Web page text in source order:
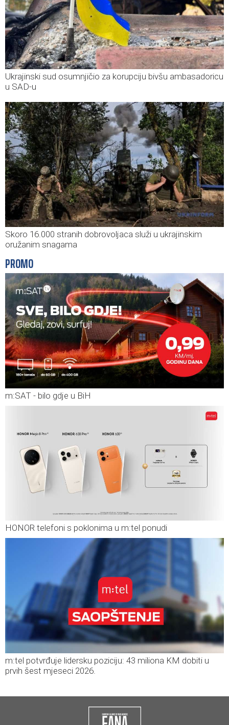
Ukrajinski sud osumnjičio za korupciju bivšu ambasadoricu
u SAD-u
Skoro 16.000 stranih dobrovoljaca služi u ukrajinskim
oružanim snagama
PROMO
m:SAT - bilo gdje u BiH
HONOR telefoni s poklonima u m:tel ponudi
m:tel potvrđuje lidersku poziciju: 43 miliona KM dobiti u
prvih šest mjeseci 2026.